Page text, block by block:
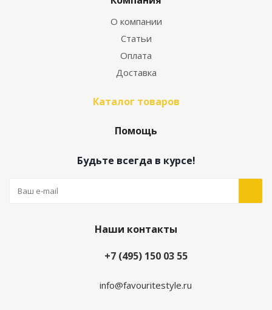
О компании
Статьи
Оплата
Доставка
Каталог товаров
Помощь
Будьте всегда в курсе!
Наши контакты
+7 (495) 150 03 55
info@favouritestyle.ru